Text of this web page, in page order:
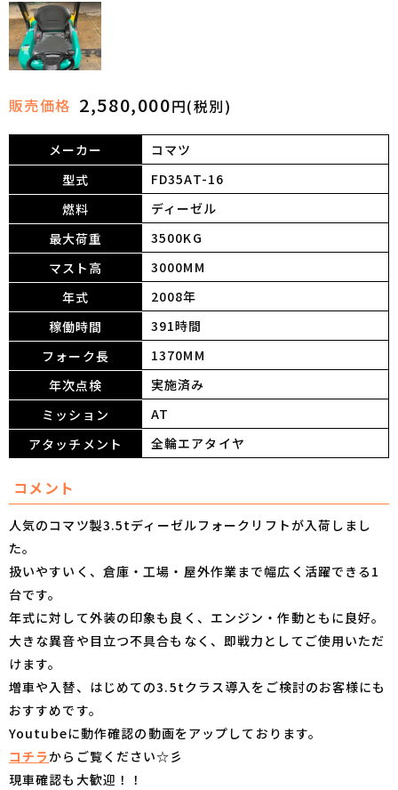
販売価格 2,580,000円(税別)
メーカー
コマツ
型式
FD35AT-16
燃料
ディーゼル
最大荷重
3500KG
マスト高
3000MM
年式
2008年
稼働時間
391時間
フォーク長
1370MM
年次点検
実施済み
ミッション
AT
アタッチメント
全輪エアタイヤ
コメント
人気のコマツ製3.5tディーゼルフォークリフトが入荷しまし
た。
扱いやすいく、倉庫・工場・屋外作業まで幅広く活躍できる1
台です。
年式に対して外装の印象も良く、エンジン・作動ともに良好。
大きな異音や目立つ不具合もなく、即戦力としてご使用いただ
けます。
増車や入替、はじめての3.5tクラス導入をご検討のお客様にも
おすすめです。
Youtubeに動作確認の動画をアップしております。
コチラからご覧ください☆彡
現車確認も大歓迎！！